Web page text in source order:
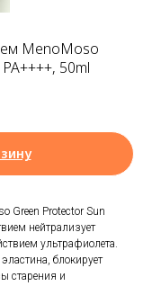
MenoMoso
50ml
Green Protector Sun
нейтрализует
ультрафиолета.
блокирует
старения и